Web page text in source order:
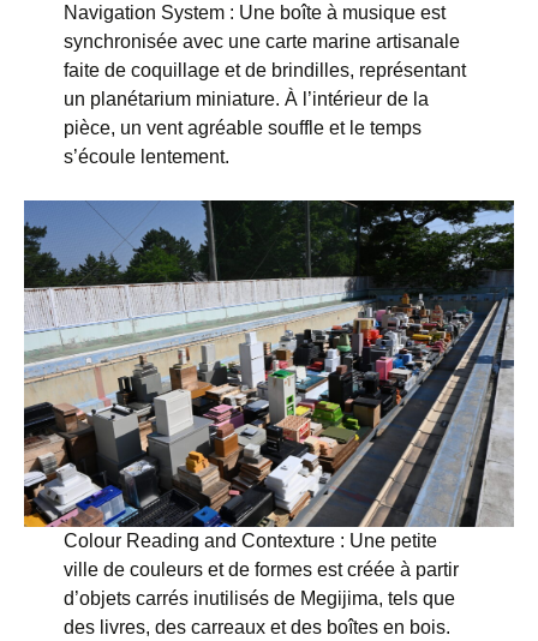
Navigation System : Une boîte à musique est
synchronisée avec une carte marine artisanale
faite de coquillage et de brindilles, représentant
un planétarium miniature. À l’intérieur de la
pièce, un vent agréable souffle et le temps
s’écoule lentement.
Colour Reading and Contexture : Une petite
ville de couleurs et de formes est créée à partir
d’objets carrés inutilisés de Megijima, tels que
des livres, des carreaux et des boîtes en bois.